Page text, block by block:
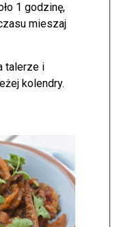
1 godzinę,
mieszaj
talerze i
kolendry.